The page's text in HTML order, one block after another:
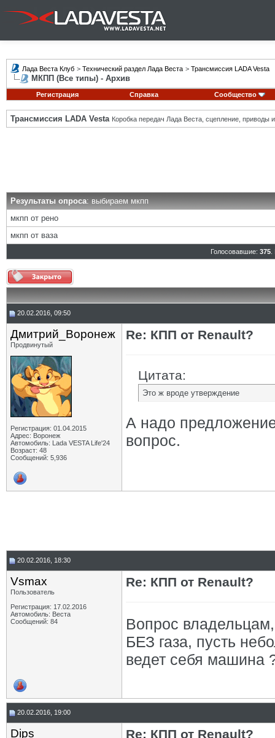
Лада Веста Клуб > Технический раздел Лада Веста > Трансмиссия LADA Vesta
МКПП (Все типы) - Архив
Регистрация Справка Сообщество
Трансмиссия LADA Vesta Коробка передач Лада Веста, сцепление, приводы и
Результаты опроса: выбираем мкпп
мкпп от рено
мкпп от ваза
Голосовавшие: 375.
20.02.2016, 09:50
Дмитрий_Воронеж
Продвинутый
Регистрация: 01.04.2015
Адрес: Воронеж
Автомобиль: Lada VESTA Life'24
Возраст: 48
Сообщений: 5,936
Re: КПП от Renault?
Цитата:
Это ж вроде утверждение
А надо
вопрос.
20.02.2016, 18:30
Vsmax
Пользователь
Регистрация: 17.02.2016
Автомобиль: Веста
Сообщений: 84
Re: КПП от Renault?
Вопрос
БЕЗ газа, пусть
ведет себя машина
20.02.2016, 19:00
Dips Re: КПП от Renault?